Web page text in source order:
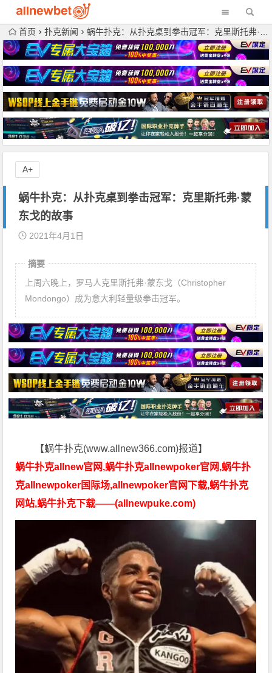
首页 扑克新闻 蜗牛扑克：从扑克桌到拳击冠军：克里斯托弗·蒙东戈的故事
蜗牛扑克：从扑克桌到拳击冠军：克里斯托弗·蒙
东戈的故事
2021年4月1日
摘要
上周六晚上，罗马人克里斯托弗·蒙东戈（Christopher
Mondongo）成为意大利轻量级拳击冠军。
【蜗牛扑克(www.allnew366.com)报道】
蜗牛扑克allnew官网,蜗牛扑克allnewpoker官网,蜗牛扑
克allnewpoker国际场,allnewpoker官网下载,蜗牛扑克
网站,蜗牛扑克下载——(allnewpuke.com)
A+